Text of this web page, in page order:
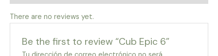
There are no reviews yet.
Be the first to review “Cub Epic 6”